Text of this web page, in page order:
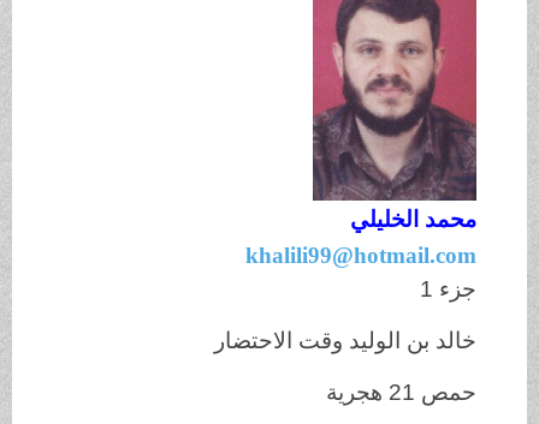
محمد الخليلي
khalili99@hotmail.com
جزء 1
خالد بن الوليد وقت الاحتضار
حمص 21 هجرية